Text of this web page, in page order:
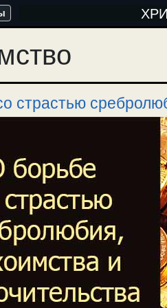
страстью